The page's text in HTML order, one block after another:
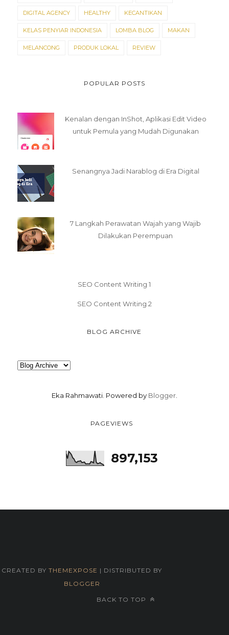
DIGITAL AGENCY HEALTHY KECANTIKAN
KELAS PENYIAR INDONESIA LOMBA BLOG MAKAN
MELANCONG PRODUK LOKAL REVIEW
POPULAR POSTS
Kenalan dengan InShot, Aplikasi Edit Video
untuk Pemula yang Mudah Digunakan
Senangnya Jadi Narablog di Era Digital
7 Langkah Perawatan Wajah yang Wajib
Dilakukan Perempuan
SEO Content Writing 1
SEO Content Writing 2
BLOG ARCHIVE
Eka Rahmawati. Powered by Blogger.
PAGEVIEWS
897,153
CREATED BY THEMEXPOSE | DISTRIBUTED BY
BLOGGER
BACK TO TOP